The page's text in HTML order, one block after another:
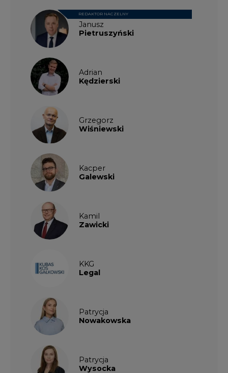
Janusz
Pietruszyński
REDAKTOR NACZELNY
Adrian
Kędzierski
Grzegorz
Wiśniewski
Kacper
Galewski
Kamil
Zawicki
KKG
Legal
Patrycja
Nowakowska
Patrycja
Wysocka